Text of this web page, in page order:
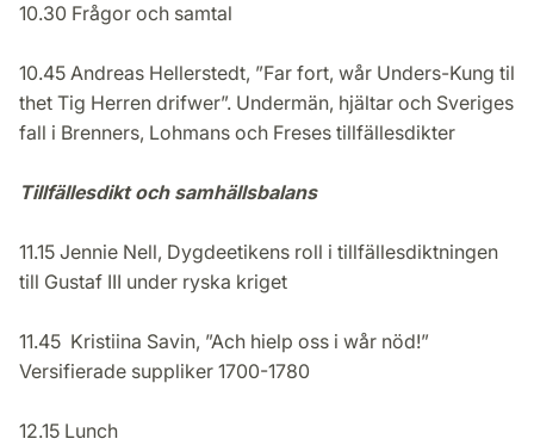
10.30 Frågor och samtal
10.45 Andreas Hellerstedt, ”Far fort, wår Unders-Kung til
thet Tig Herren drifwer”. Undermän, hjältar och Sveriges
fall i Brenners, Lohmans och Freses tillfällesdikter
Tillfällesdikt och samhällsbalans
11.15 Jennie Nell, Dygdeetikens roll i tillfällesdiktningen
till Gustaf III under ryska kriget
11.45 Kristiina Savin, ”Ach hielp oss i wår nöd!”
Versifierade suppliker 1700-1780
12.15 Lunch